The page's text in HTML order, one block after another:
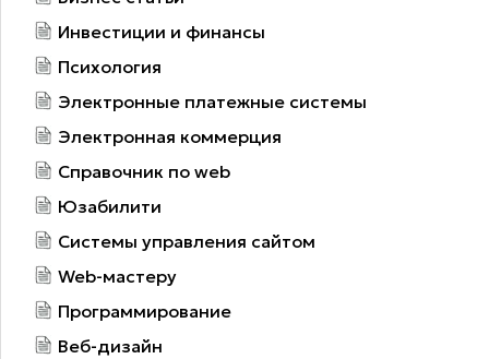
Инвестиции и финансы
Психология
Электронные платежные системы
Электронная коммерция
Справочник по web
Юзабилити
Системы управления сайтом
Web-мастеру
Программирование
Веб-дизайн